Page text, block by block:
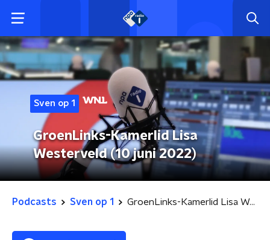
Sven op 1
GroenLinks-Kamerlid Lisa
Westerveld (10 juni 2022)
Podcasts Sven op 1 GroenLinks-Kamerlid Lisa Westerveld (10 juni 2022)